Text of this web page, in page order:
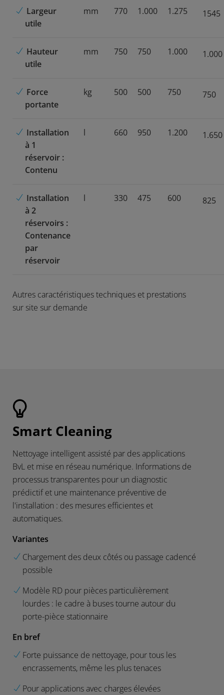
Largeur
utile
mm 770 1.000 1.275 1545
Hauteur
utile
mm 750 750 1.000 1.000
Force
portante
kg 500 500 750 750
Installation
à 1
réservoir :
Contenu
l 660 950 1.200 1.650
Installation
à 2
réservoirs :
Contenance
par
réservoir
l 330 475 600 825
Autres caractéristiques techniques et prestations
sur site sur demande
Smart Cleaning
Nettoyage intelligent assisté par des applications
BvL et mise en réseau numérique. Informations de
processus transparentes pour un diagnostic
prédictif et une maintenance préventive de
l'installation : des mesures efficientes et
automatiques.
Variantes
Chargement des deux côtés ou passage cadencé
possible
Modèle RD pour pièces particulièrement
lourdes : le cadre à buses tourne autour du
porte-pièce stationnaire
En bref
Forte puissance de nettoyage, pour tous les
encrassements, même les plus tenaces
Pour applications avec charges élevées